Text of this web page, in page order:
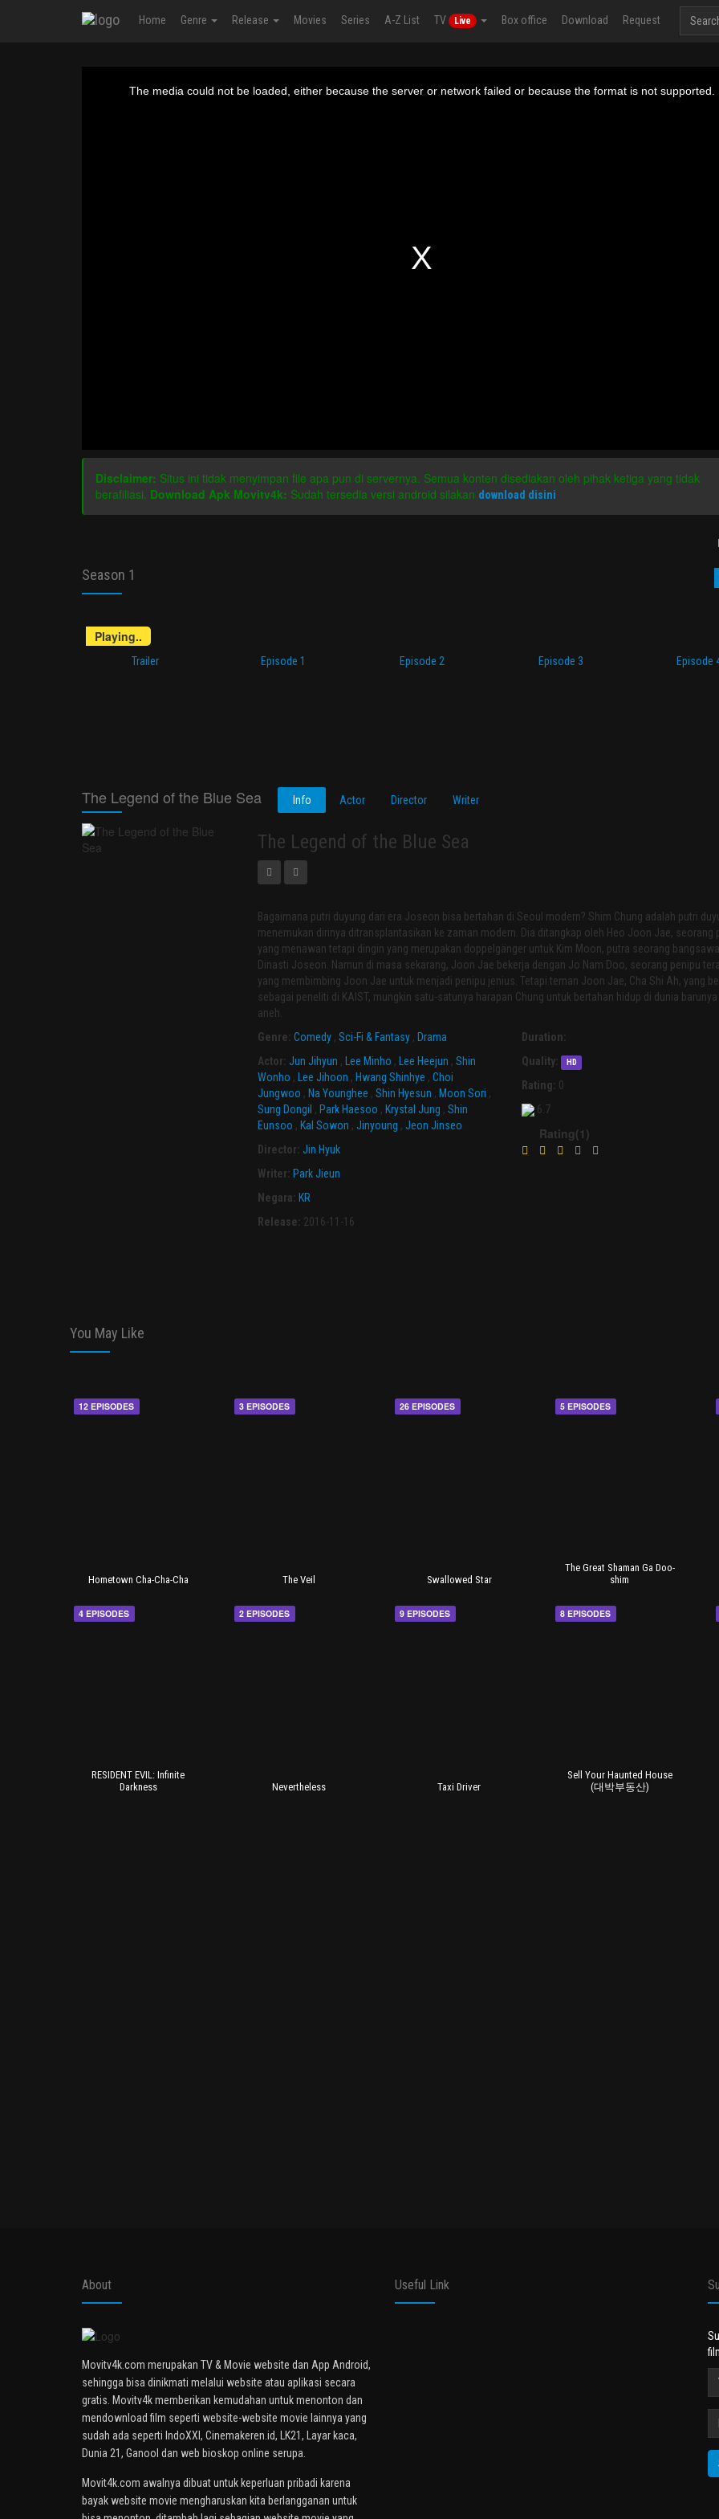
Home Genre Release Movies Series A-Z List TV Live Box office Download Request
The media could not be loaded, either because the server or network failed or because the format is not supported.
Disclaimer: Situs ini tidak menyimpan file apa pun di servernya. Semua konten disediakan oleh pihak ketiga yang tidak
berafiliasi. Download Apk Movitv4k: Sudah tersedia versi android silakan download disini
Season 1
Playing..
Trailer Episode 1 Episode 2 Episode 3 Episode
The Legend of the Blue Sea Info Actor Director Writer
The Legend of the Blue Sea
Bagaimana putri duyung dari era Joseon bisa bertahan di Seoul modern? Shim Chung adalah putri
menemukan dirinya ditransplantasikan ke zaman modern. Dia ditangkap oleh Heo Joon Jae, seorang
yang menawan tetapi dingin yang merupakan doppelgänger untuk Kim Moon, putra seorang
Dinasti Joseon. Namun di masa sekarang, Joon Jae bekerja dengan Jo Nam Doo, seorang penipu
yang membimbing Joon Jae untuk menjadi penipu jenius. Tetapi teman Joon Jae, Cha Shi Ah, yang
sebagai peneliti di KAIST, mungkin satu-satunya harapan Chung untuk bertahan hidup di dunia barunya
aneh.
Genre:Comedy ,Sci-Fi & Fantasy , Drama
Actor:Jun Jihyun , Lee Minho , Lee Heejun ,Shin
Wonho , Lee Jihoon , Hwang Shinhye ,Choi
Jungwoo , Na Younghee ,Shin Hyesun , Moon Sori ,
Sung Dongil , Park Haesoo , Krystal Jung ,Shin
Eunsoo , Kal Sowon ,Jinyoung ,Jeon Jinseo
Director:Jin Hyuk
Writer: Park Jieun
Negara: KR
Release: 2016-11-16
Duration:
Quality:
HD
Rating: 0
6.7
Rating(1)
You May Like
12 EPISODES
Hometown Cha-Cha-Cha
3 EPISODES
The Veil
26 EPISODES
Swallowed Star
5 EPISODES
The Great Shaman Ga Doo-
shim
4 EPISODES
RESIDENT EVIL: Infinite
Darkness
2 EPISODES
Nevertheless
9 EPISODES
Taxi Driver
8 EPISODES
Sell Your Haunted House
(대박부동산)
About
Movitv4k.com merupakan TV & Movie website dan App Android,
sehingga bisa dinikmati melalui website atau aplikasi secara
gratis. Movitv4k memberikan kemudahan untuk menonton dan
mendownload film seperti website-website movie lainnya yang
sudah ada seperti IndoXXI, Cinemakeren.id, LK21, Layar kaca,
Dunia 21, Ganool dan web bioskop online serupa.
Movit4k.com awalnya dibuat untuk keperluan pribadi karena
bayak website movie mengharuskan kita berlangganan untuk
Useful Link